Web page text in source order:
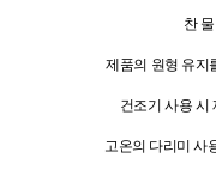
찬
제품의 원형 유지
건조기 사용 시
고온의 다리미 사